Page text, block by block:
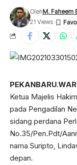
OlehM. Faheem
21 Views
Ketua Majelis
pada Pengadilan
sidang perdana
No.35/Pen.Pdt/
nama Suripto,
depan.